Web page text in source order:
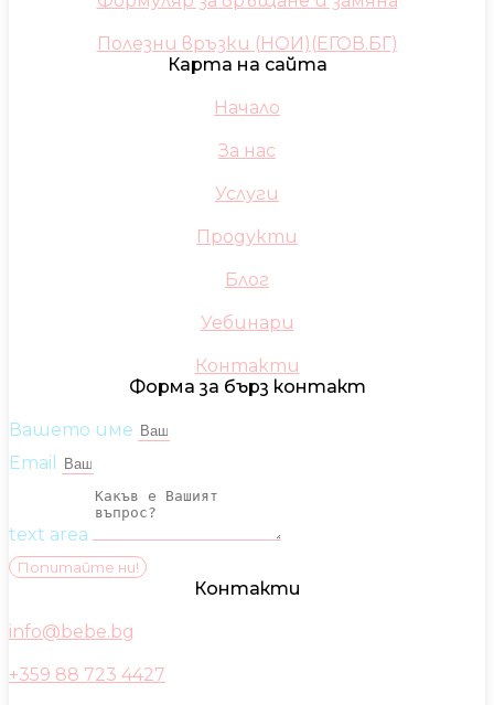
Полезни връзки (НОИ)(ЕГОВ.БГ)
Карта на сайта
Начало
За нас
Услуги
Продукти
Блог
Уебинари
Контакти
Форма за бърз контакт
Вашето име
Email
text area
Попитайте ни!
Контакти
info@bebe.bg
+359 88 723 4427